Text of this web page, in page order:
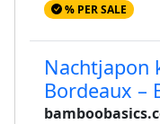
% PER SALE
Nachtjapon
Bordeaux –